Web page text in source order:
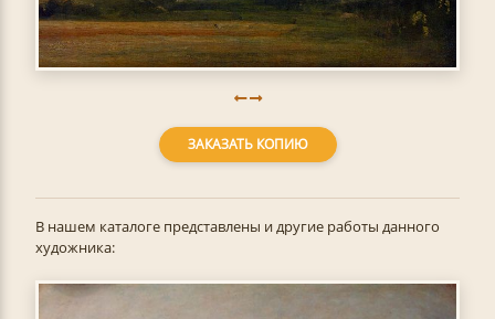
ЗАКАЗАТЬ КОПИЮ
В нашем каталоге представлены и другие работы данного
художника: